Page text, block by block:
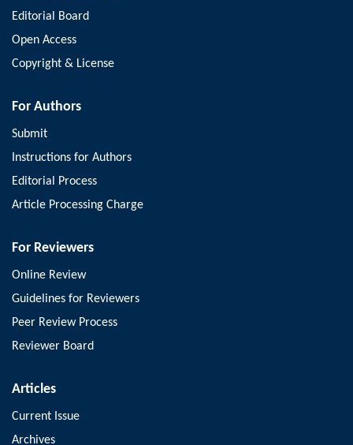
Editorial Board
Open Access
Copyright & License
For Authors
Submit
Instructions for Authors
Editorial Process
Article Processing Charge
For Reviewers
Online Review
Guidelines for Reviewers
Peer Review Process
Reviewer Board
Articles
Current Issue
Archives